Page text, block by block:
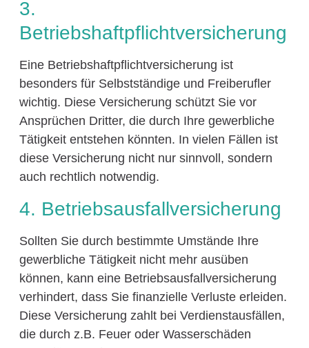
3.
Betriebshaftpflichtversicherung
Eine Betriebshaftpflichtversicherung ist
besonders für Selbstständige und Freiberufler
wichtig. Diese Versicherung schützt Sie vor
Ansprüchen Dritter, die durch Ihre gewerbliche
Tätigkeit entstehen könnten. In vielen Fällen ist
diese Versicherung nicht nur sinnvoll, sondern
auch rechtlich notwendig.
4. Betriebsausfallversicherung
Sollten Sie durch bestimmte Umstände Ihre
gewerbliche Tätigkeit nicht mehr ausüben
können, kann eine Betriebsausfallversicherung
verhindert, dass Sie finanzielle Verluste erleiden.
Diese Versicherung zahlt bei Verdienstausfällen,
die durch z.B. Feuer oder Wasserschäden